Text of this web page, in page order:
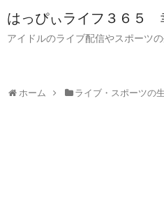
はっぴぃライフ３６５
アイドルのライブ配信やスポーツ
ホーム ライブ・スポーツの